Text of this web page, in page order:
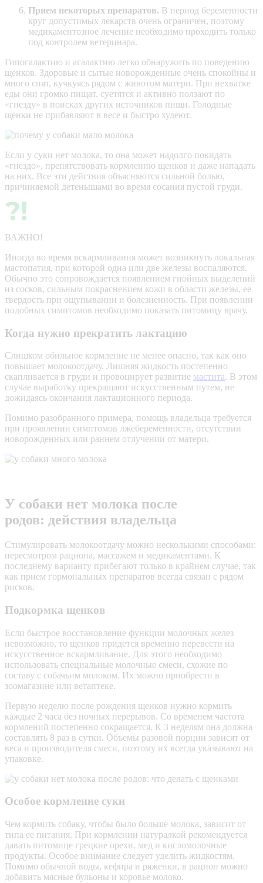
Прием некоторых препаратов. В период беременности
круг допустимых лекарств очень ограничен, поэтому
медикаментозное лечение необходимо проходить только
под контролем ветеринара.
Гипогалактию и агалактию легко обнаружить по поведению
щенков. Здоровые и сытые новорожденные очень спокойны и
много спят, кучкуясь рядом с животом матери. При нехватке
еды они громко пищат, суетятся и активно ползают по
«гнезду» в поисках других источников пищи. Голодные
щенки не прибавляют в весе и быстро худеют.
Если у суки нет молока, то она может надолго покидать
«гнездо», препятствовать кормлению щенков и даже нападать
на них. Все эти действия объясняются сильной болью,
причиняемой детенышами во время сосания пустой груди.
ВАЖНО!
Иногда во время вскармливания может возникнуть локальная
мастопатия, при которой одна или две железы воспаляются.
Обычно это сопровождается появлением гнойных выделений
из сосков, сильным покраснением кожи в области железы, ее
твердость при ощупывании и болезненность. При появлении
подобных симптомов необходимо показать питомицу врачу.
Когда нужно прекратить лактацию
Слишком обильное кормление не менее опасно, так как оно
повышает молокоотдачу. Лишняя жидкость постепенно
скапливается в груди и провоцирует развитие мастита. В этом
случае выработку прекращают искусственным путем, не
дожидаясь окончания лактационного периода.
Помимо разобранного примера, помощь владельца требуется
при проявлении симптомов лжебеременности, отсутствии
новорожденных или раннем отлучении от матери.
У собаки нет молока после
родов: действия владельца
Стимулировать молокоотдачу можно несколькими способами:
пересмотром рациона, массажем и медикаментами. К
последнему варианту прибегают только в крайнем случае, так
как прием гормональных препаратов всегда связан с рядом
рисков.
Подкормка щенков
Если быстрое восстановление функции молочных желез
невозможно, то щенков придется временно перевести на
искусственное вскармливание. Для этого необходимо
использовать специальные молочные смеси, схожие по
составу с собачьим молоком. Их можно приобрести в
зоомагазине или ветаптеке.
Первую неделю после рождения щенков нужно кормить
каждые 2 часа без ночных перерывов. Со временем частота
кормлений постепенно сокращается. К 3 неделям она должна
составлять 8 раз в сутки. Объемы разовой порции зависят от
веса и производителя смеси, поэтому их всегда указывают на
упаковке.
Особое кормление суки
Чем кормить собаку, чтобы было больше молока, зависит от
типа ее питания. При кормлении натуралкой рекомендуется
давать питомице грецкие орехи, мед и кисломолочные
продукты. Особое внимание следует уделить жидкостям.
Помимо обычной воды, кефира и ряженки, в рацион можно
добавить мясные бульоны и коровье молоко.